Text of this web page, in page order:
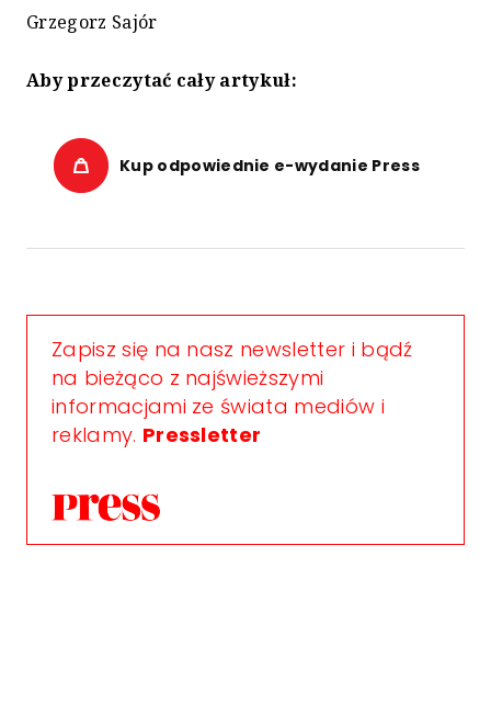
Grzegorz Sajór
Aby przeczytać cały artykuł:
Kup odpowiednie e-wydanie Press
Zapisz się na nasz newsletter i bądź
na bieżąco z najświeższymi
informacjami ze świata mediów i
reklamy. Pressletter